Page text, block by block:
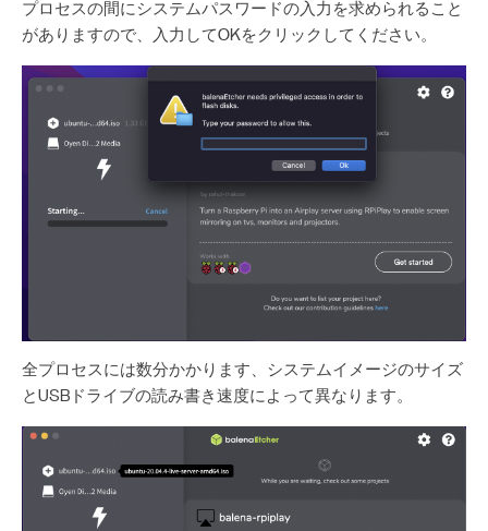
プロセスの間にシステムパスワードの入力を求められること
がありますので、入力してOKをクリックしてください。
全プロセスには数分かかります、システムイメージのサイズ
とUSBドライブの読み書き速度によって異なります。